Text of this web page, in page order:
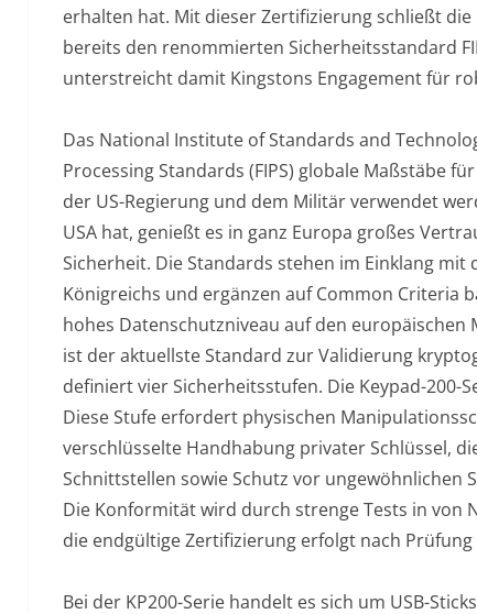
erhalten hat. Mit dieser Zertifizierung schließt die
bereits den renommierten Sicherheitsstandard
unterstreicht damit Kingstons Engagement für
Das National Institute of Standards and
Processing Standards (FIPS) globale Maßstäbe
der US-Regierung und dem Militär verwendet
USA hat, genießt es in ganz Europa großes
Sicherheit. Die Standards stehen im Einklang
Königreichs und ergänzen auf Common Criteria
hohes Datenschutzniveau auf den europäischen
ist der aktuellste Standard zur Validierung
definiert vier Sicherheitsstufen. Die Keypad-200-
Diese Stufe erfordert physischen
verschlüsselte Handhabung privater Schlüssel,
Schnittstellen sowie Schutz vor ungewöhnlichen
Die Konformität wird durch strenge Tests in von
die endgültige Zertifizierung erfolgt nach Prüfung
Bei der KP200-Serie handelt es sich um USB-